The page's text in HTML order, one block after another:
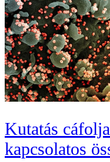
Kutatás
kapcsolatos